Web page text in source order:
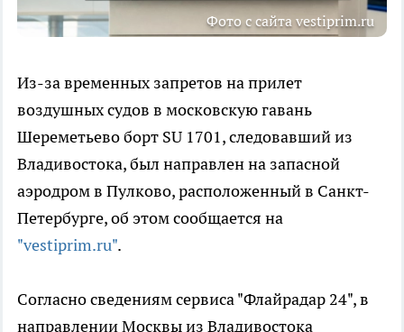
Фото с сайта vestiprim.ru
Из-за временных запретов на прилет
воздушных судов в московскую гавань
Шереметьево борт SU 1701, следовавший из
Владивостока, был направлен на запасной
аэродром в Пулково, расположенный в Санкт-
Петербурге, об этом сообщается на
"vestiprim.ru".
Согласно сведениям сервиса "Флайрадар 24", в
направлении Москвы из Владивостока